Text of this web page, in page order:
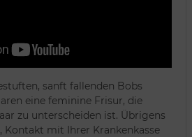
sanft fallenden Bobs
eine feminine Frisur, die
zu unterscheiden ist. Übrigens
Kontakt mit Ihrer Krankenkasse